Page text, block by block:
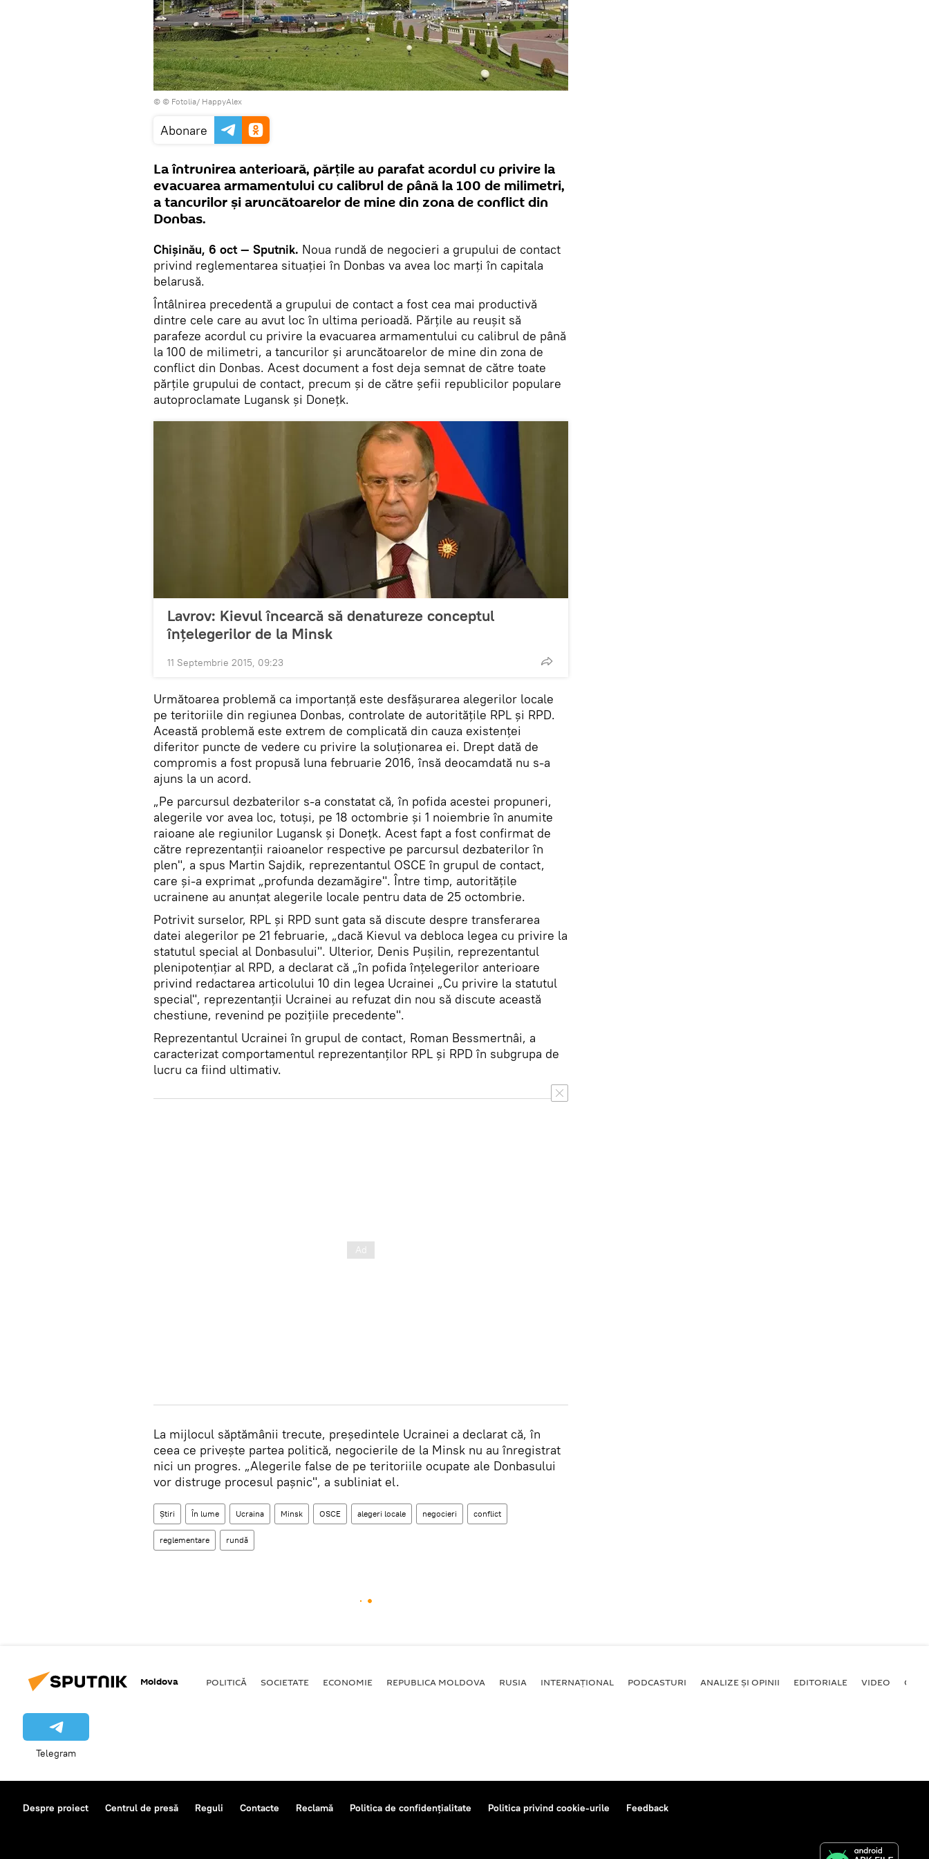
© © Fotolia/ HappyAlex
Abonare
La întrunirea anterioară, părțile au parafat acordul cu privire la
evacuarea armamentului cu calibrul de până la 100 de milimetri,
a tancurilor și aruncătoarelor de mine din zona de conflict din
Donbas.
Chișinău, 6 oct — Sputnik. Noua rundă de negocieri a grupului de contact
privind reglementarea situației în Donbas va avea loc marți în capitala
belarusă.
Întâlnirea precedentă a grupului de contact a fost cea mai productivă
dintre cele care au avut loc în ultima perioadă. Părțile au reușit să
parafeze acordul cu privire la evacuarea armamentului cu calibrul de până
la 100 de milimetri, a tancurilor și aruncătoarelor de mine din zona de
conflict din Donbas. Acest document a fost deja semnat de către toate
părțile grupului de contact, precum și de către șefii republicilor populare
autoproclamate Lugansk și Donețk.
Lavrov: Kievul încearcă să denatureze conceptul
înțelegerilor de la Minsk
11 Septembrie 2015, 09:23
Următoarea problemă ca importanță este desfășurarea alegerilor locale
pe teritoriile din regiunea Donbas, controlate de autoritățile RPL și RPD.
Această problemă este extrem de complicată din cauza existenţei
diferitor puncte de vedere cu privire la soluționarea ei. Drept dată de
compromis a fost propusă luna februarie 2016, însă deocamdată nu s-a
ajuns la un acord.
„Pe parcursul dezbaterilor s-a constatat că, în pofida acestei propuneri,
alegerile vor avea loc, totuși, pe 18 octombrie și 1 noiembrie în anumite
raioane ale regiunilor Lugansk și Donețk. Acest fapt a fost confirmat de
către reprezentanții raioanelor respective pe parcursul dezbaterilor în
plen", a spus Martin Sajdik, reprezentantul OSCE în grupul de contact,
care şi-a exprimat „profunda dezamăgire". Între timp, autoritățile
ucrainene au anunțat alegerile locale pentru data de 25 octombrie.
Potrivit surselor, RPL și RPD sunt gata să discute despre transferarea
datei alegerilor pe 21 februarie, „dacă Kievul va debloca legea cu privire la
statutul special al Donbasului". Ulterior, Denis Pușilin, reprezentantul
plenipotențiar al RPD, a declarat că „în pofida înțelegerilor anterioare
privind redactarea articolului 10 din legea Ucrainei „Cu privire la statutul
special", reprezentanții Ucrainei au refuzat din nou să discute această
chestiune, revenind pe pozițiile precedente".
Reprezentantul Ucrainei în grupul de contact, Roman Bessmertnâi, a
caracterizat comportamentul reprezentanților RPL și RPD în subgrupa de
lucru ca fiind ultimativ.
La mijlocul săptămânii trecute, președintele Ucrainei a declarat că, în
ceea ce privește partea politică, negocierile de la Minsk nu au înregistrat
nici un progres. „Alegerile false de pe teritoriile ocupate ale Donbasului
vor distruge procesul pașnic", a subliniat el.
Știri În lume Ucraina Minsk OSCE alegeri locale negocieri conflict
reglementare rundă
Moldova POLITICĂ SOCIETATE ECONOMIE REPUBLICA MOLDOVA RUSIA INTERNAȚIONAL PODCASTURI ANALIZE ȘI OPINII EDITORIALE VIDEO
Telegram
Despre proiect Centrul de presă Reguli Contacte Reclamă Politica de confidențialitate Politica privind cookie-urile Feedback